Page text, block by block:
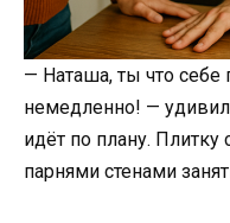
— Наташа, ты что
немедленно! —
идёт по плану. Плитку
парнями стенами